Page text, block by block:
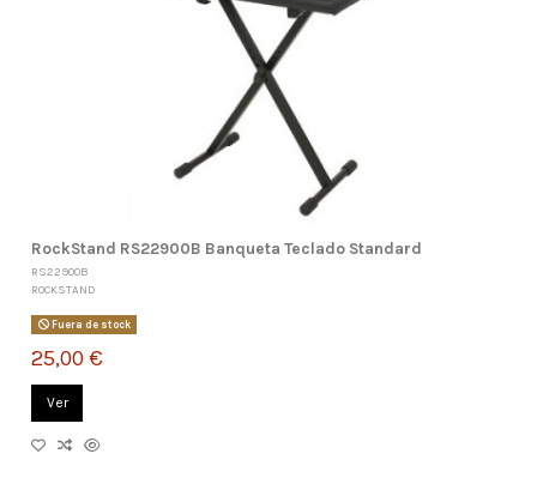
RockStand RS22900B Banqueta Teclado Standard
RS22900B
ROCKSTAND
Fuera de stock
25,00 €
Ver